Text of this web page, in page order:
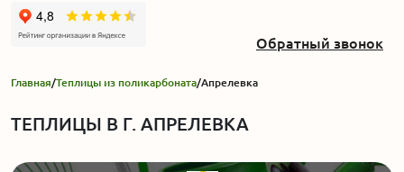
Обратный звонок
Главная/Теплицы из поликарбоната/Апрелевка
ТЕПЛИЦЫ В Г. АПРЕЛЕВКА